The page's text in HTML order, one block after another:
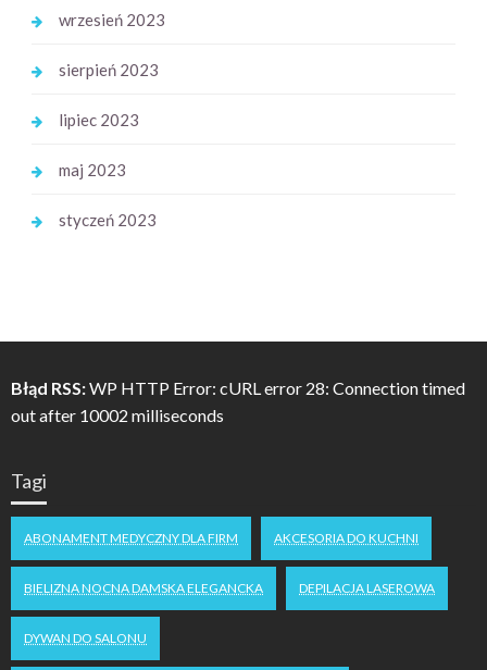
wrzesień 2023
sierpień 2023
lipiec 2023
maj 2023
styczeń 2023
Błąd RSS:WP HTTP Error: cURL error 28: Connection timed
out after 10002 milliseconds
Tagi
ABONAMENT MEDYCZNY DLA FIRM AKCESORIA DO KUCHNI
BIELIZNA NOCNA DAMSKA ELEGANCKA DEPILACJA LASEROWA
DYWAN DO SALONU